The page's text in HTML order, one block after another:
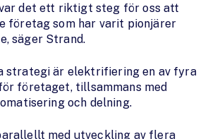
det ett riktigt steg för oss att
företag som har varit pionjärer
säger Strand.
strategi är elektrifiering en av fyra
företaget, tillsammans med
och delning.
med utveckling av flera